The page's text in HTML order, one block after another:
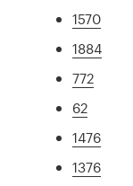
1570
1884
772
62
1476
1376